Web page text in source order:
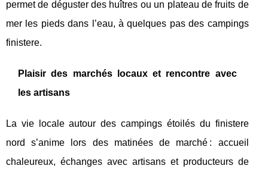
permet de déguster des huîtres ou un plateau de fruits de
mer les pieds dans l’eau, à quelques pas des campings
finistere.
Plaisir des marchés locaux et rencontre avec
les artisans
La vie locale autour des campings étoilés du finistere
nord s’anime lors des matinées de marché : accueil
chaleureux, échanges avec artisans et producteurs de